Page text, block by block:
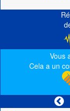
Vous
Cela a un